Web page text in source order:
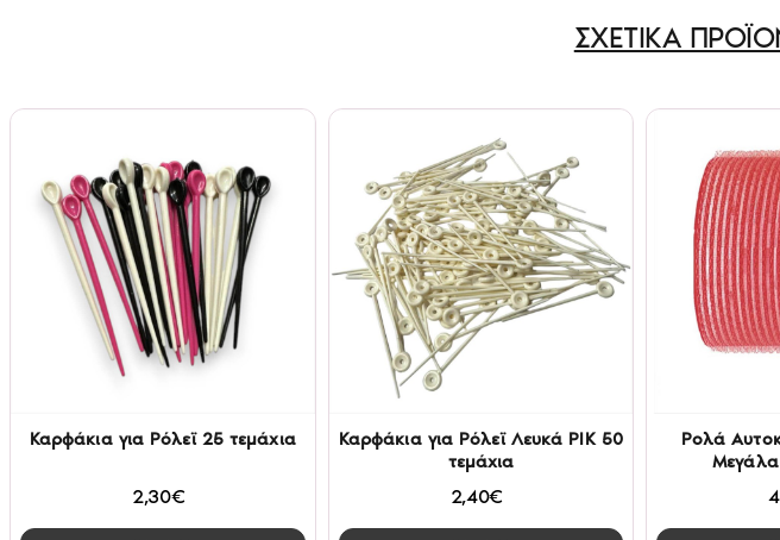
ΣΧΕΤΙΚΑ
Καρφάκια για Ρόλεϊ 25 τεμάχια
2,30€
Καρφάκια για Ρόλεϊ Λευκά PIK 50
τεμάχια
2,40€
Ρολά